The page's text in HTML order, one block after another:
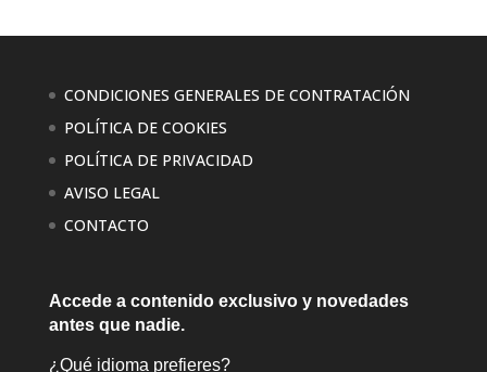
CONDICIONES GENERALES DE CONTRATACIÓN
POLÍTICA DE COOKIES
POLÍTICA DE PRIVACIDAD
AVISO LEGAL
CONTACTO
Accede a contenido exclusivo y novedades
antes que nadie.
¿Qué idioma prefieres?